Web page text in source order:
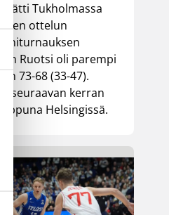
Tukholmassa
ottelun
Ruotsi oli parempi
73-68 (33-47).
seuraavan kerran
Helsingissä.